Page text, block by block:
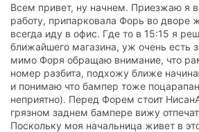
Всем привет, ну начнем. Приезжаю я
работу, припарковала Форь во дворе
всегда иду в офис. Где то в 15:15 я
ближайшего магазина, уж очень есть
мимо Форя обращаю внимание, что
номер разбита, подхожу ближе
и понимаю что бампер тоже
неприятно). Перед Форем стоит
грязном заднем бампере вижу
Поскольку моя начальница живет в